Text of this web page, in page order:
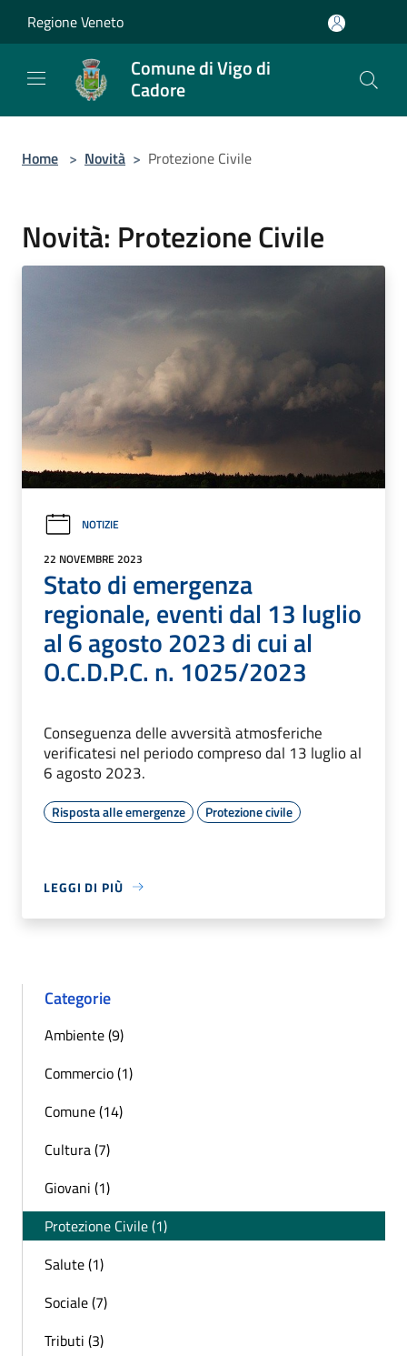
Regione Veneto
Comune di Vigo di
Cadore
Home > Novità > Protezione Civile
Novità: Protezione Civile
NOTIZIE
22 NOVEMBRE 2023
Stato di emergenza
regionale, eventi dal 13 luglio
al 6 agosto 2023 di cui al
O.C.D.P.C. n. 1025/2023
Conseguenza delle avversità atmosferiche
verificatesi nel periodo compreso dal 13 luglio al
6 agosto 2023.
Risposta alle emergenze Protezione civile
LEGGI DI PIÙ
Categorie
Ambiente (9)
Commercio (1)
Comune (14)
Cultura (7)
Giovani (1)
Protezione Civile (1)
Salute (1)
Sociale (7)
Tributi (3)